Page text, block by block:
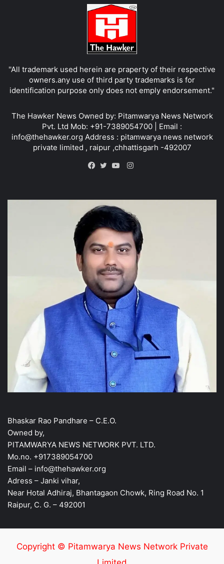
''All trademark used herein are praperty of their respective
owners.any use of third party trademarks is for
identification purpose only does not emply endorsement."
The Hawker News Owned by: Pitamwarya News Network
Pvt. Ltd Mob: +91-7389054700 | Email :
info@thehawker.org Address : pitamwarya news network
private limited , raipur ,chhattisgarh -492007
Instagram
Bhaskar Rao Pandhare – C.E.O.
Owned by,
PITAMWARYA NEWS NETWORK PVT. LTD.
Mo.no. +917389054700
Email – info@thehawker.org
Adress – Janki vihar,
Near Hotal Adhiraj, Bhantagaon Chowk, Ring Road No. 1
Raipur, C. G. – 492001
Copyright © Pitamwarya News Network Private